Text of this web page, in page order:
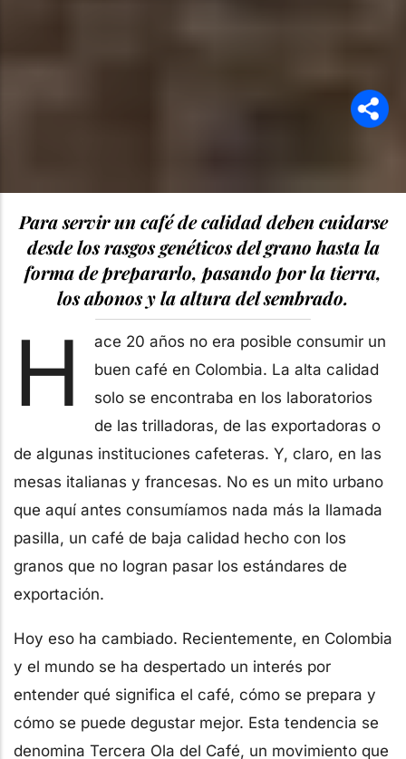
Para servir un café de calidad deben cuidarse
desde los rasgos genéticos del grano hasta la
forma de prepararlo, pasando por la tierra,
los abonos y la altura del sembrado.
H
ace 20 años no era posible consumir un
buen café en Colombia. La alta calidad
solo se encontraba en los laboratorios
de las trilladoras, de las exportadoras o
de algunas instituciones cafeteras. Y, claro, en las
mesas italianas y francesas. No es un mito urbano
que aquí antes consumíamos nada más la llamada
pasilla, un café de baja calidad hecho con los
granos que no logran pasar los estándares de
exportación.
Hoy eso ha cambiado. Recientemente, en Colombia
y el mundo se ha despertado un interés por
entender qué significa el café, cómo se prepara y
cómo se puede degustar mejor. Esta tendencia se
denomina Tercera Ola del Café, un movimiento que